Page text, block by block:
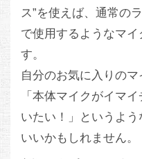
ス”を使えば、通常の
で使用するようなマ
す。
自分のお気に入りの
「本体マイクがイマ
いたい！」というよ
いいかもしれません。